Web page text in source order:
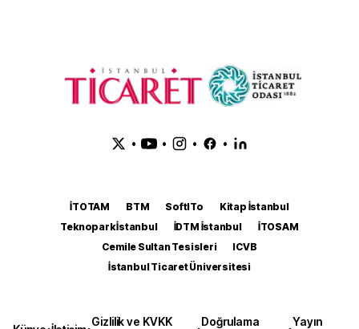
• • • •
İTOTAM BTM SoftITo
Kitap İstanbul
Teknopark İstanbul
İDTM İstanbul
İTOSAM
Cemile Sultan Tesisleri
ICVB
İstanbul Ticaret Üniversitesi
Gizlilik ve KVKK
Doğrulama
Yayın